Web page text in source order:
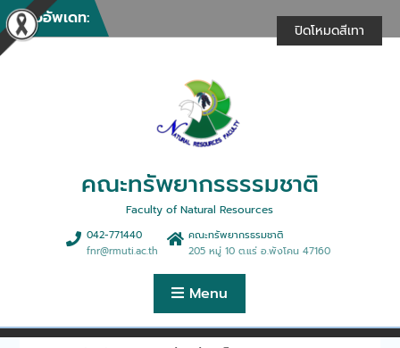
Skip
to
content
ข่าวอัพเดท:
น้ำใจไทสกล (งานกาชาด)
บริการวิชาการในการฝึกอบรม
เชิงปฏิบัติการ “การพัฒนา
ศักยภาพด้านธุรกิจฯ”
คณะทรัพยากรธรรมชาติจัด
ในศุภมงคลสมัยขึ้นปีใหม่
คณะทรัพยากรธรรมชาติร่วม
ดำเนินการจัดฝึกอบรม
หลักสูตรการนวดตอกเส้นเพื่อ
สุขภาพ 30 ชั่วโมง
คณะทรัพยากรธรรมชาติจัด
บรรยายพิเศษมุมมองการ
ยุคใหม่สู่ตลาดสากล
คณะทรัพยากรธรรมชาติ
Faculty of Natural Resources
042-771440
fnr@rmuti.ac.th
คณะทรัพยากรธรมชาติ
205 หมู่ 10 ต.แร่ อ.พังโคน 47160
Menu
ปิดโหมดสีเทา